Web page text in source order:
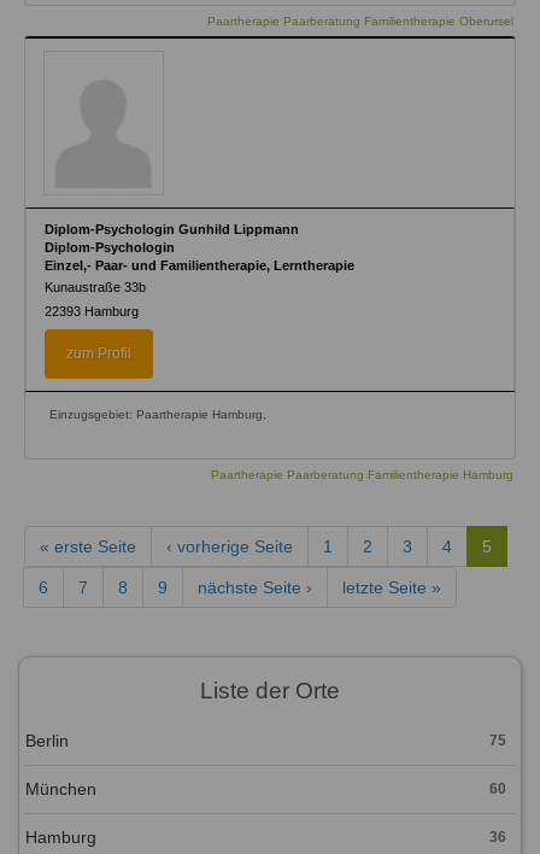
Paartherapie Paarberatung Familientherapie Oberursel
Diplom-Psychologin Gunhild Lippmann
Diplom-Psychologin
Einzel,- Paar- und Familientherapie, Lerntherapie
Kunaustraße 33b
22393 Hamburg
zum Profil
Einzugsgebiet: Paartherapie Hamburg,
Paartherapie Paarberatung Familientherapie Hamburg
« erste Seite ‹ vorherige Seite 1 2 3 4 5
6 7 8 9 nächste Seite › letzte Seite »
Liste der Orte
Berlin 75
München 60
Hamburg 36